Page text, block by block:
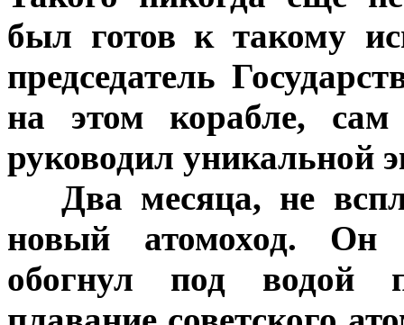
был готов к такому
председатель
на этом корабле,
руководил уникальной
Два месяца, не
новый атомоход. Он
обогнул под водой